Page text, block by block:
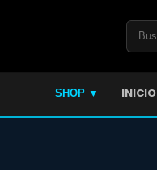
SHOP ▼ INICIO